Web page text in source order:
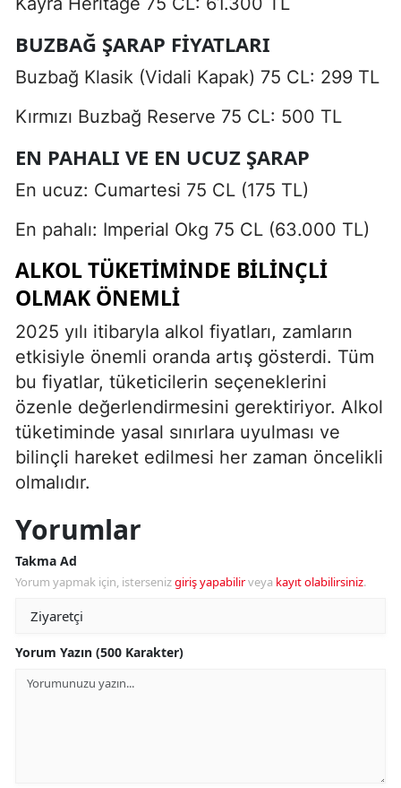
BUZBAĞ ŞARAP FIYATLARI
Buzbağ Klasik (Vidali Kapak) 75 CL: 299 TL
Kırmızı Buzbağ Reserve 75 CL: 500 TL
EN PAHALI VE EN UCUZ ŞARAP
En ucuz: Cumartesi 75 CL (175 TL)
En pahalı: Imperial Okg 75 CL (63.000 TL)
ALKOL TÜKETIMINDE BILINÇLI
OLMAK ÖNEMLI
2025 yılı itibaryla alkol fiyatları, zamların
etkisiyle önemli oranda artış gösterdi. Tüm
bu fiyatlar, tüketicilerin seçeneklerini
özenle değerlendirmesini gerektiriyor. Alkol
tüketiminde yasal sınırlara uyulması ve
bilinçli hareket edilmesi her zaman öncelikli
olmalıdır.
Yorumlar
Takma Ad
Yorum yapmak için, istersenizgiriş yapabilirveya kayıt olabilirsiniz.
Yorum Yazın (500 Karakter)